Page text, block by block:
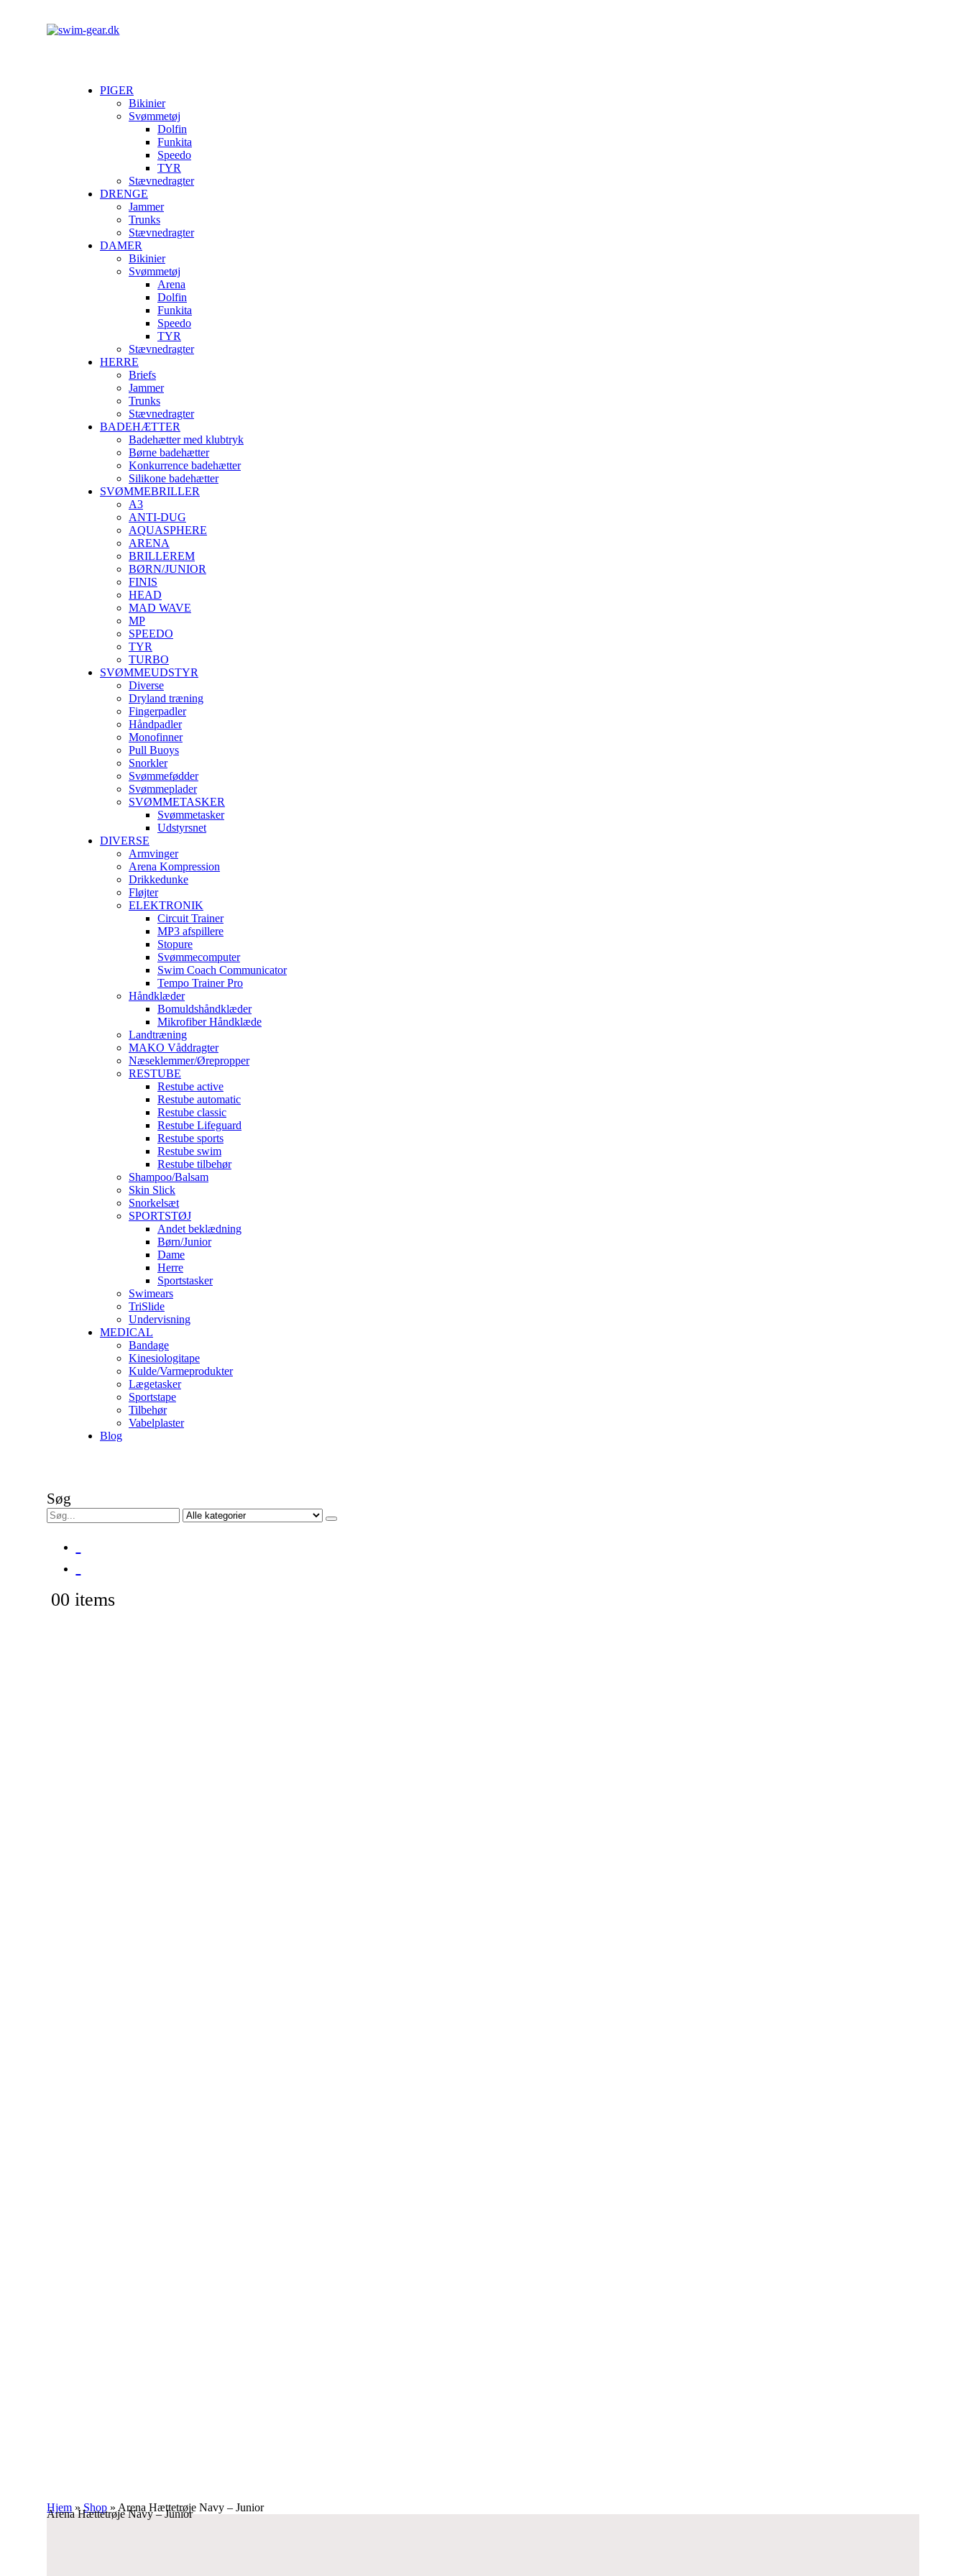
PIGER
Bikinier
Svømmetøj
Dolfin
Funkita
Speedo
TYR
Stævnedragter
DRENGE
Jammer
Trunks
Stævnedragter
DAMER
Bikinier
Svømmetøj
Arena
Dolfin
Funkita
Speedo
TYR
Stævnedragter
HERRE
Briefs
Jammer
Trunks
Stævnedragter
BADEHÆTTER
Badehætter med klubtryk
Børne badehætter
Konkurrence badehætter
Silikone badehætter
SVØMMEBRILLER
A3
ANTI-DUG
AQUASPHERE
ARENA
BRILLEREM
BØRN/JUNIOR
FINIS
HEAD
MAD WAVE
MP
SPEEDO
TYR
TURBO
SVØMMEUDSTYR
Diverse
Dryland træning
Fingerpadler
Håndpadler
Monofinner
Pull Buoys
Snorkler
Svømmefødder
Svømmeplader
SVØMMETASKER
Svømmetasker
Udstyrsnet
DIVERSE
Armvinger
Arena Kompression
Drikkedunke
Fløjter
ELEKTRONIK
Circuit Trainer
MP3 afspillere
Stopure
Svømmecomputer
Swim Coach Communicator
Tempo Trainer Pro
Håndklæder
Bomuldshåndklæder
Mikrofiber Håndklæde
Landtræning
MAKO Våddragter
Næseklemmer/Ørepropper
RESTUBE
Restube active
Restube automatic
Restube classic
Restube Lifeguard
Restube sports
Restube swim
Restube tilbehør
Shampoo/Balsam
Skin Slick
Snorkelsæt
SPORTSTØJ
Andet beklædning
Børn/Junior
Dame
Herre
Sportstasker
Swimears
TriSlide
Undervisning
MEDICAL
Bandage
Kinesiologitape
Kulde/Varmeprodukter
Lægetasker
Sportstape
Tilbehør
Vabelplaster
Blog
Søg
00 items
Hjem »Shop »Arena Hættetrøje Navy – Junior
Arena Hættetrøje Navy – Junior